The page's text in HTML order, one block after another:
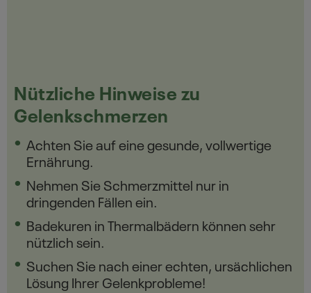
Nützliche Hinweise zu
Gelenkschmerzen
Achten Sie auf eine gesunde, vollwertige
Ernährung.
Nehmen Sie Schmerzmittel nur in
dringenden Fällen ein.
Badekuren in Thermalbädern können sehr
nützlich sein.
Suchen Sie nach einer echten, ursächlichen
Lösung Ihrer Gelenkprobleme!